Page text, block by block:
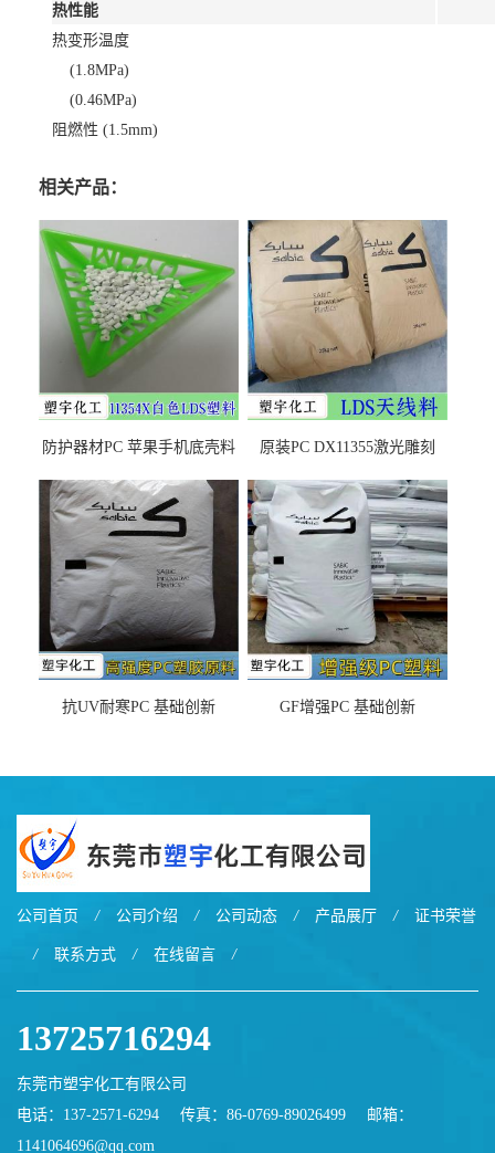
热性能
热变形温度
(1.8MPa)
(0.46MPa)
阻燃性 (1.5mm)
相关产品：
防护器材PC 苹果手机底壳料
之忧
原装PC DX11355激光雕刻
抗UV耐寒PC 基础创新
GF增强PC 基础创新
公司首页 / 公司介绍 / 公司动态 / 产品展厅 / 证书荣誉
/ 联系方式 / 在线留言 /
13725716294
东莞市塑宇化工有限公司
电话：137-2571-6294
传真：86-0769-89026499
邮箱：
1141064696@qq.com